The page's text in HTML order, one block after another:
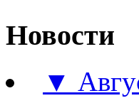
Новости
▼